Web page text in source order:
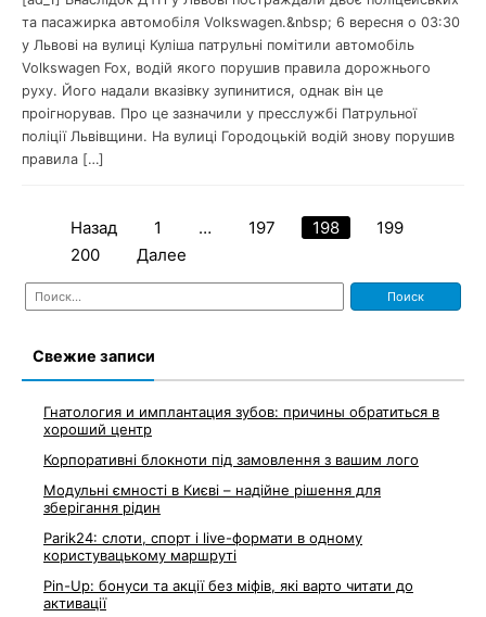
та пасажирка автомобіля Volkswagen.&nbsp; 6 вересня о 03:30
у Львові на вулиці Куліша патрульні помітили автомобіль
Volkswagen Fox, водій якого порушив правила дорожнього
руху. Його надали вказівку зупинитися, однак він це
проігнорував. Про це зазначили у пресслужбі Патрульної
поліції Львівщини. На вулиці Городоцькій водій знову порушив
правила […]
Навигация
по
записям
Назад 1 … 197 198
199
200
Далее
Найти:
Свежие записи
Гнатология и имплантация зубов: причины обратиться в
хороший центр
Корпоративні блокноти під замовлення з вашим лого
Модульні ємності в Києві – надійне рішення для
зберігання рідин
Parik24: слоти, спорт і live-формати в одному
користувацькому маршруті
Pin-Up: бонуси та акції без міфів, які варто читати до
активації